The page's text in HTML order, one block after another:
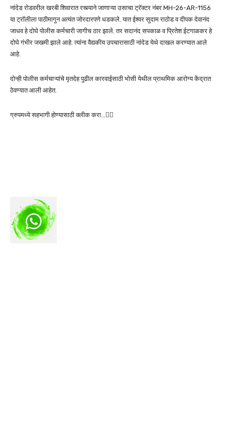
नांदेड रोडवरील खरबी शिवारात रस्त्याने जाणाऱ्या उसाचा ट्रॅक्टर नंबर MH-26-AR-1156
या ट्रॉलीला पाठीमागुन अत्यंत जोरदारपणे धडकले. यात ईश्वर सुदाम राठोड व दीपक देवानंद
जाधव हे दोघे पोलीस कर्मचारी जागीच ठार झाले. तर सदानंद सपकाळ व प्रितेश ईटगाळकर हे
दोघे गंभीर जखमी झाले आहे. त्यांना वैद्यकीय उपचारासाठी नांदेड येथे दाखल करण्यात आले
आहे.
दोन्ही पोलीस कर्मचाऱ्यांचे मृतदेह पुढील कारवाईसाठी भोसी येथील प्राथमिक आरोग्य केंद्रात
ठेवण्यात आली आहेत.
ग्रुपमध्ये सहभागी होण्यासाठी क्लीक करा…👆🏻